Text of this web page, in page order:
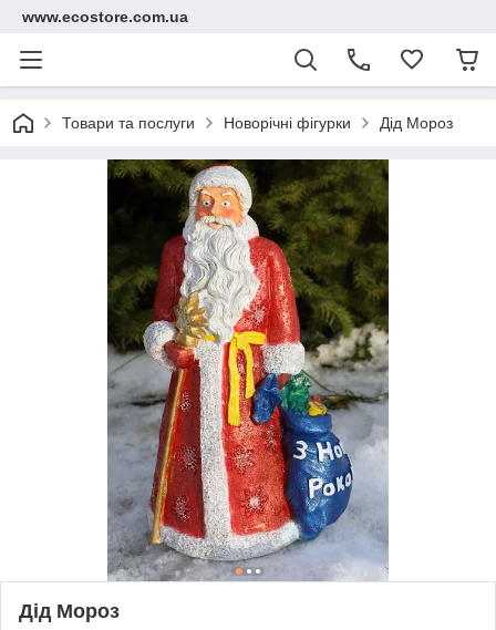
www.ecostore.com.ua
Товари та послуги Новорічні фігурки Дід Мороз
Дід Мороз